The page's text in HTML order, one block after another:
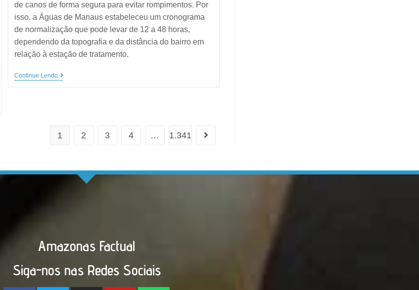
de canos de forma segura para evitar rompimentos. Por
isso, a Águas de Manaus estabeleceu um cronograma
de normalização que pode levar de 12 a 48 horas,
dependendo da topografia e da distância do bairro em
relação à estação de tratamento.
Continue Lendo
1 2 3 4 … 1.341
Amazonas Factual
Siga-nos nas Redes Sociais